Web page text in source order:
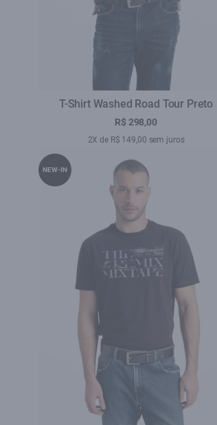
T-Shirt Washed Road Tour Preto
R$ 298,00
2X de R$ 149,00 sem juros
NEW-IN